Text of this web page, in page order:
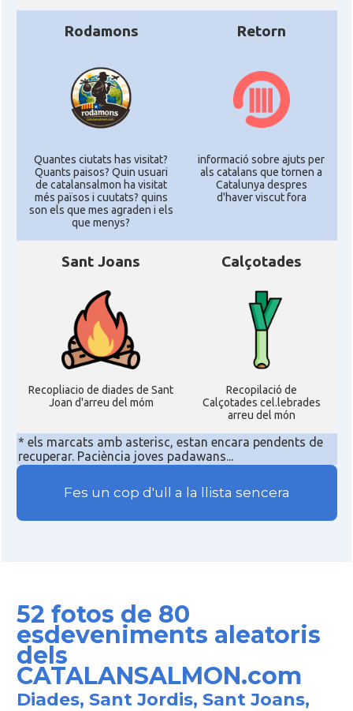
Rodamons
Quantes ciutats has visitat?
Quants paisos? Quin usuari
de catalansalmon ha visitat
més països i cuutats? quins
son els que mes agraden i els
que menys?
Retorn
informació sobre ajuts per
als catalans que tornen a
Catalunya despres
d'haver viscut fora
Sant Joans
Recopliacio de diades de Sant
Joan d'arreu del móm
Calçotades
Recopilació de
Calçotades cel.lebrades
arreu del món
* els marcats amb asterisc, estan encara pendents de
recuperar. Paciència joves padawans...
Fes un cop d'ull a la llista sencera
52 fotos de 80
esdeveniments aleatoris
dels
CATALANSALMON.com
Diades, Sant Jordis, Sant Joans,